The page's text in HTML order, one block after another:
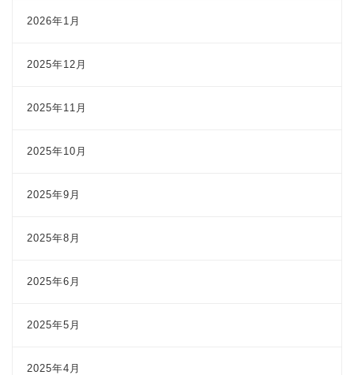
2026年1月
2025年12月
2025年11月
2025年10月
2025年9月
2025年8月
2025年6月
2025年5月
2025年4月